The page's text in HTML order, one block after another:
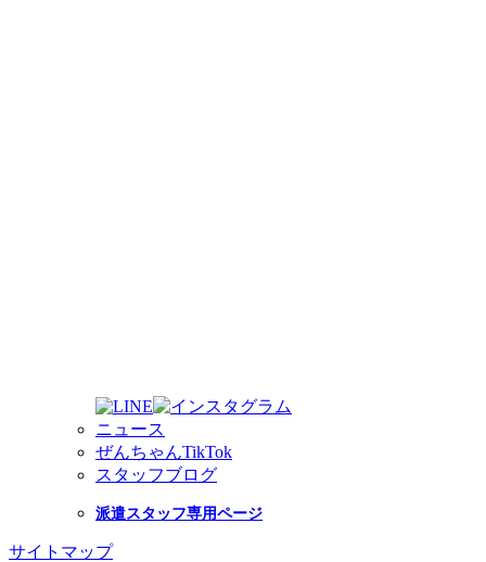
ニュース
ぜんちゃんTikTok
スタッフブログ
派遣スタッフ専用ページ
サイトマップ